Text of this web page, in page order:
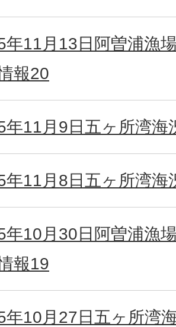
年11月13日阿曽浦漁
報20
年11月9日五ヶ所湾海
年11月8日五ヶ所湾海
年10月30日阿曽浦漁
報19
年10月27日五ヶ所湾